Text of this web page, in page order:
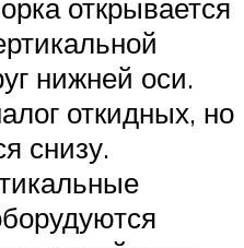
открывается
нижней оси.
откидных, но
снизу.